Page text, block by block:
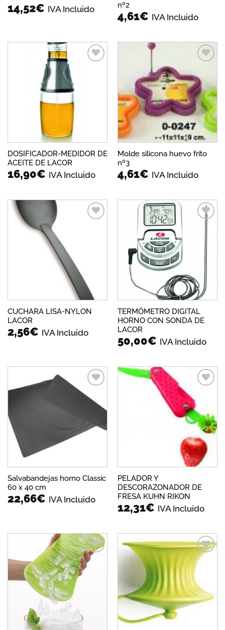
14,52€ IVA Incluido
nº2
4,61€ IVA Incluido
DOSIFICADOR-MEDIDOR DE
ACEITE DE LACOR
16,90€ IVA Incluido
a la
lista de
deseos
Molde silicona huevo frito
nº3
4,61€ IVA Incluido
CUCHARA LISA-NYLON
LACOR
2,56€ IVA Incluido
a la
TERMÓMETRO DIGITAL
HORNO CON SONDA DE
LACOR
50,00€ IVA Incluido
Añadir
a la
lista de
Salvabandejas horno Classic
60 x 40 cm
22,66€ IVA Incluido
lista de
deseos
PELADOR Y
DESCORAZONADOR DE
FRESA KUHN RIKON
12,31€ IVA Incluido
Añadir
lista de
Añadir
deseos